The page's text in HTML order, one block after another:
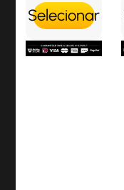
Selecionar